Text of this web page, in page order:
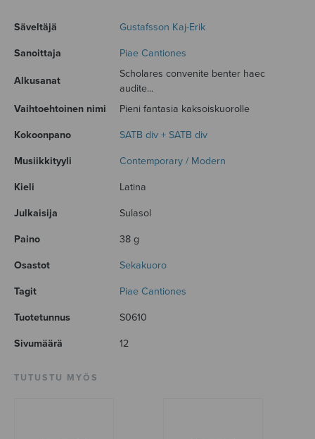
Säveltäjä Gustafsson Kaj-Erik
Sanoittaja Piae Cantiones
Alkusanat
Scholares convenite benter haec
audite...
Vaihtoehtoinen nimi
Pieni fantasia kaksoiskuorolle
Kokoonpano SATB div + SATB div
Musiikkityyli Contemporary / Modern
Kieli Latina
Julkaisija Sulasol
Paino 38 g
Osastot Sekakuoro
Tagit Piae Cantiones
Tuotetunnus S0610
Sivumäärä 12
TUTUSTU MYÖS